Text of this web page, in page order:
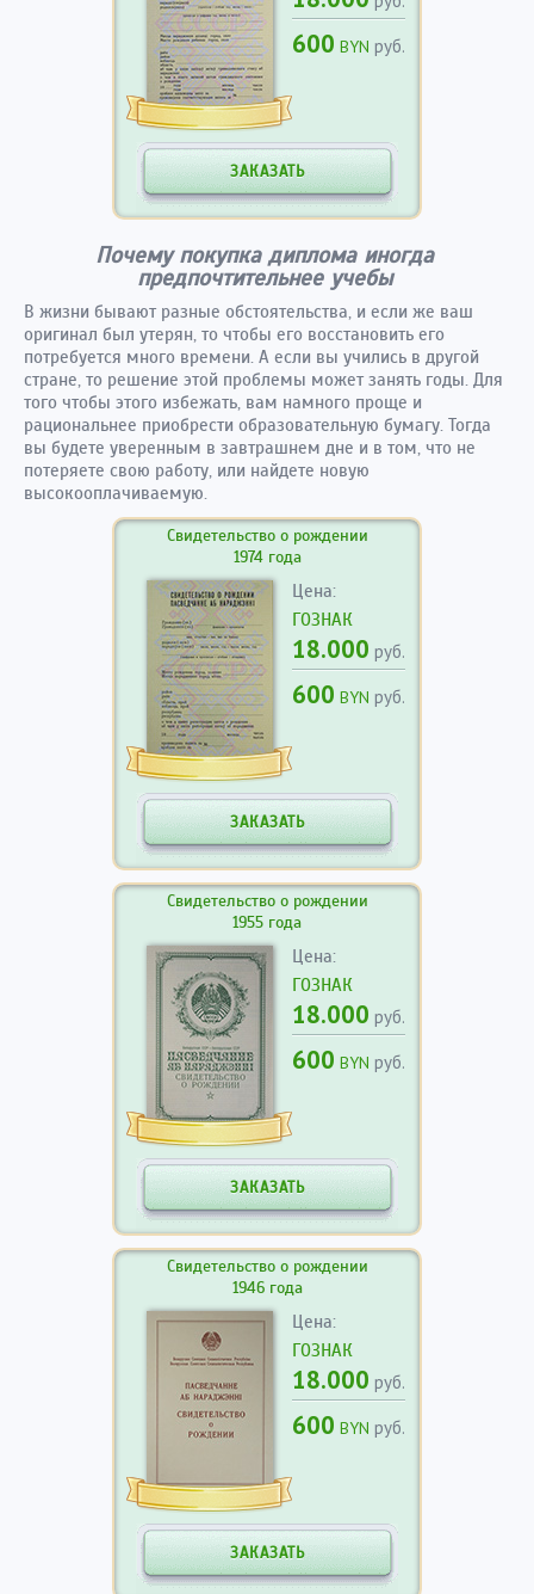
600 BYN руб.
ЗАКАЗАТЬ
Почему покупка диплома иногда
предпочтительнее учебы
В жизни бывают разные обстоятельства, и если же ваш
оригинал был утерян, то чтобы его восстановить его
потребуется много времени. А если вы учились в другой
стране, то решение этой проблемы может занять годы. Для
того чтобы этого избежать, вам намного проще и
рациональнее приобрести образовательную бумагу. Тогда
вы будете уверенным в завтрашнем дне и в том, что не
потеряете свою работу, или найдете новую
высокооплачиваемую.
Свидетельство о рождении
1974 года
Цена:
ГОЗНАК
18.000 руб.
600 BYN руб.
ЗАКАЗАТЬ
Свидетельство о рождении
1955 года
Цена:
ГОЗНАК
18.000 руб.
600 BYN руб.
ЗАКАЗАТЬ
Свидетельство о рождении
1946 года
Цена:
ГОЗНАК
18.000 руб.
600 BYN руб.
ЗАКАЗАТЬ